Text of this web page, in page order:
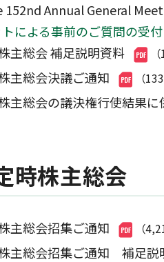
Annual General
による事前のご質問の受
主総会 補足説明資料
主総会決議ご通知 （
主総会の議決権行使結果
時株主総会
主総会招集ご通知 （
主総会招集ご通知 補足説